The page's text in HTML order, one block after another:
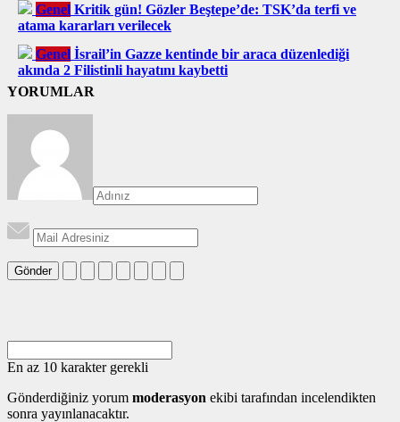
Genel Kritik gün! Gözler Beştepe’de: TSK’da terfi ve
atama kararları verilecek
Genel İsrail’in Gazze kentinde bir araca düzenlediği
akında 2 Filistinli hayatını kaybetti
YORUMLAR
Gönder
En az 10 karakter gerekli
Gönderdiğiniz yorum moderasyon ekibi tarafından incelendikten
sonra yayınlanacaktır.